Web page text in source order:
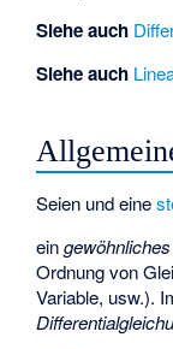
Siehe auch
Siehe auch
Seien undeine
ein
Ordnung von
Variable, usw.).